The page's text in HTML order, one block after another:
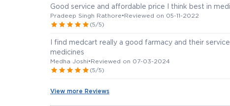
Good service and affordable price I think best in
Pradeep Singh Rathore•Reviewed on 05-11-2022
(5/5)
I find medcart really a good farmacy and their
medicines
Medha Joshi•Reviewed on 07-03-2024
(5/5)
View more Reviews